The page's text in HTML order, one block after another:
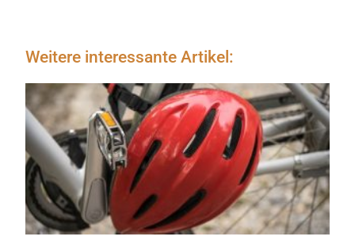
Weitere interessante Artikel: